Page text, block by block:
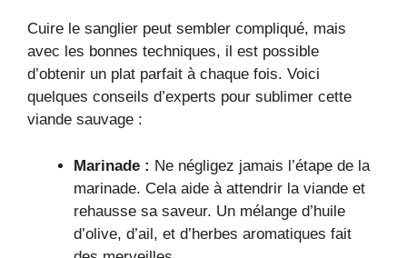
Cuire le sanglier peut sembler compliqué, mais
avec les bonnes techniques, il est possible
d’obtenir un plat parfait à chaque fois. Voici
quelques conseils d’experts pour sublimer cette
viande sauvage :
Marinade : Ne négligez jamais l’étape de la
marinade. Cela aide à attendrir la viande et
rehausse sa saveur. Un mélange d’huile
d’olive, d’ail, et d’herbes aromatiques fait